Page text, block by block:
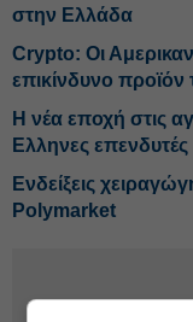
στην Ελλάδα
Crypto: Οι
επικίνδυνο προϊόν
Η νέα εποχή στις
Ελληνες επενδυτές
Ενδείξεις
Polymarket